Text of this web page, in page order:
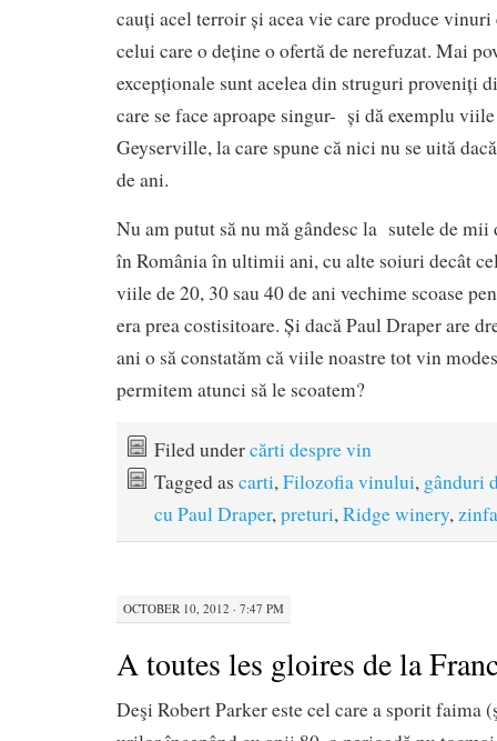
cauți acel terroir și acea vie care produce
celui care o deține o ofertă de nerefuzat. Mai
excepționale sunt acelea din struguri proveniți
care se face aproape singur- și dă exemplu
Geyserville, la care spune că nici nu se uită
de ani.
Nu am putut să nu mă gândesc la sutele de mii
în România în ultimii ani, cu alte soiuri decât
viile de 20, 30 sau 40 de ani vechime scoase
era prea costisitoare. Și dacă Paul Draper are
ani o să constatăm că viile noastre tot vin
permitem atunci să le scoatem?
Filed undercărti despre vin
Tagged as carti,Filozofia vinului, gânduri
cu Paul Draper,preturi,Ridge winery,
OCTOBER 10, 2012 · 7:47 PM
A toutes les gloires de la
Deşi Robert Parker este cel care a sporit faima